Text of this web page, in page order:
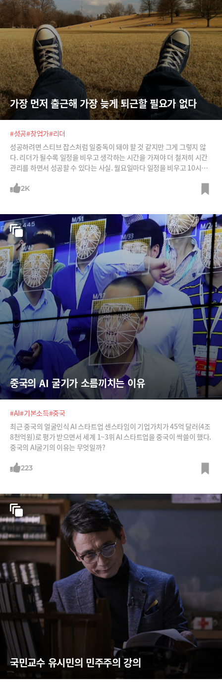
가장 먼저 출근해 가장 늦게 퇴근할 필요가 없다
#성공#창업가#리더
성공하려면 스티브 잡스처럼 일중독이 돼야 할 것 같지만 그게 그렇지 않
다. 리더가 될수록 일정을 비우고 생각하는 시간을 가져야 더 철저히 시간
관리를 하면서 성공할 수 있다는 사실. 월요일마다 일정을 비우고 10시간
2K
중국의 AI 굴기가 소름끼치는 이유
#AI#기본소득#중국
최근 중국의 얼굴인식 AI 스타트업 센스타임이 기업가치가 45억 달러(4조
8천억원)로 평가 받으면서 세계 1~3위 AI 스타트업을 중국이 싹쓸이 했다.
중국의 AI굴기의 이유는 무엇일까?
223
국민교수 유시민의 민주주의 강의